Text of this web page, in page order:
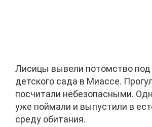
Лисицы вывели потомство под
детского сада в Миассе.
посчитали небезопасными.
уже поймали и выпустили в
среду обитания.